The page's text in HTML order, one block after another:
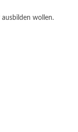
ausbilden wollen.